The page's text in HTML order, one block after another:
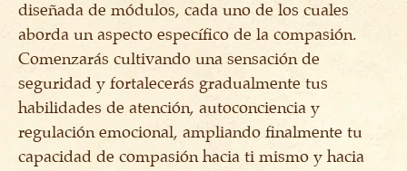
diseñada de módulos, cada uno de los cuales
aborda un aspecto específico de la compasión.
Comenzarás cultivando una sensación de
seguridad y fortalecerás gradualmente tus
habilidades de atención, autoconciencia y
regulación emocional, ampliando finalmente tu
capacidad de compasión hacia ti mismo y hacia